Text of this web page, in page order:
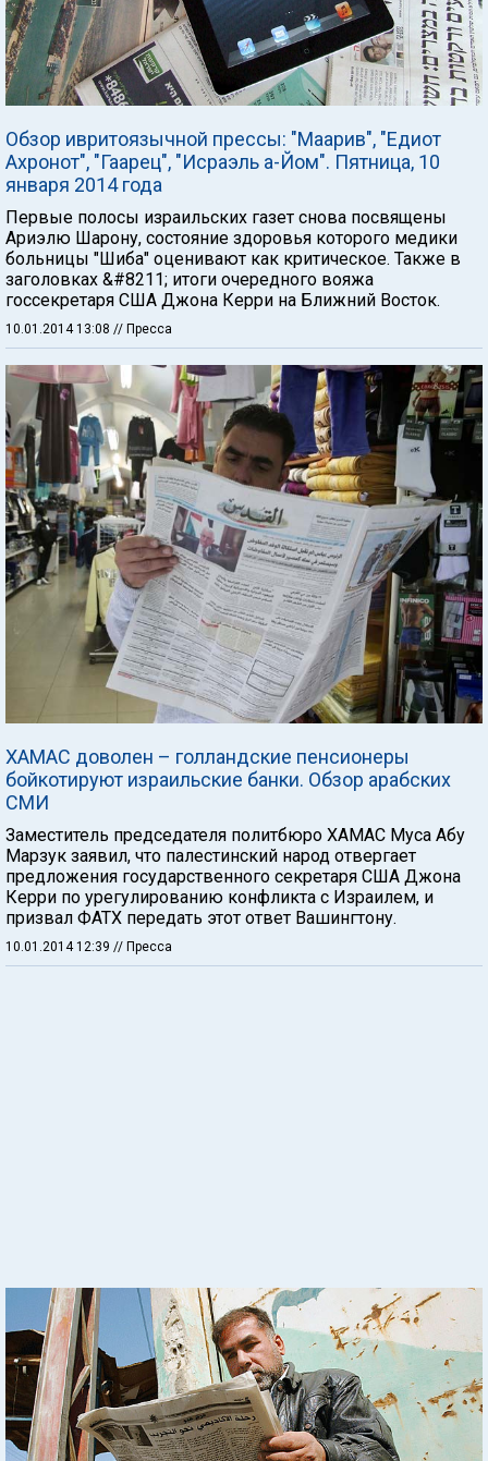
Обзор ивритоязычной прессы: "Маарив", "Едиот
Ахронот", "Гаарец", "Исраэль а-Йом". Пятница, 10
января 2014 года
Первые полосы израильских газет снова посвящены
Ариэлю Шарону, состояние здоровья которого медики
больницы "Шиба" оценивают как критическое. Также в
заголовках &#8211; итоги очередного вояжа
госсекретаря США Джона Керри на Ближний Восток.
10.01.2014 13:08 // Пресса
ХАМАС доволен – голландские пенсионеры
бойкотируют израильские банки. Обзор арабских
СМИ
Заместитель председателя политбюро ХАМАС Муса Абу
Марзук заявил, что палестинский народ отвергает
предложения государственного секретаря США Джона
Керри по урегулированию конфликта с Израилем, и
призвал ФАТХ передать этот ответ Вашингтону.
10.01.2014 12:39 // Пресса